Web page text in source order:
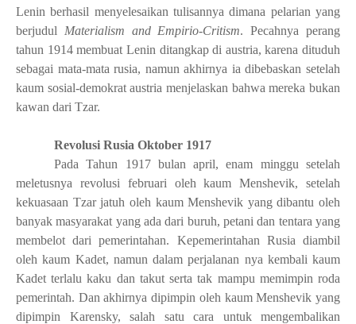
Lenin berhasil menyelesaikan tulisannya dimana pelarian yang
berjudul Materialism and Empirio-Critism. Pecahnya perang
tahun 1914 membuat Lenin ditangkap di austria, karena dituduh
sebagai mata-mata rusia, namun akhirnya ia dibebaskan setelah
kaum sosial-demokrat austria menjelaskan bahwa mereka bukan
kawan dari Tzar.
Revolusi Rusia Oktober 1917
Pada Tahun 1917 bulan april, enam minggu setelah
meletusnya revolusi februari oleh kaum Menshevik, setelah
kekuasaan Tzar jatuh oleh kaum Menshevik yang dibantu oleh
banyak masyarakat yang ada dari buruh, petani dan tentara yang
membelot dari pemerintahan. Kepemerintahan Rusia diambil
oleh kaum Kadet, namun dalam perjalanan nya kembali kaum
Kadet terlalu kaku dan takut serta tak mampu memimpin roda
pemerintah. Dan akhirnya dipimpin oleh kaum Menshevik yang
dipimpin Karensky, salah satu cara untuk mengembalikan